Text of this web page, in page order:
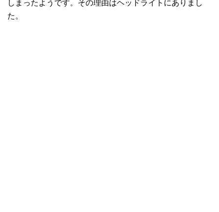
しまったようです。その理由はヘッドライトにありまし
た。